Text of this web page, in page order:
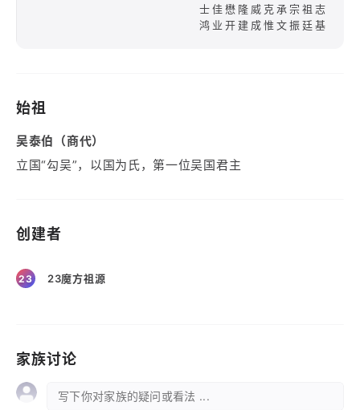
士佳懋隆威克承宗祖志
鸿业开建成惟文振廷基
始祖
吴泰伯（商代）
立国“勾吴”，以国为氏，第一位吴国君主
创建者
23 23魔方祖源
家族讨论
写下你对家族的疑问或看法 ...